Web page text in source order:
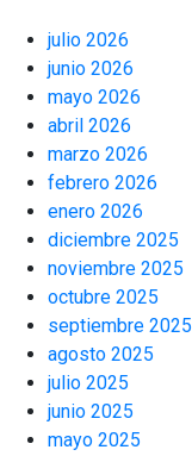
julio 2026
junio 2026
mayo 2026
abril 2026
marzo 2026
febrero 2026
enero 2026
diciembre 2025
noviembre 2025
octubre 2025
septiembre 2025
agosto 2025
julio 2025
junio 2025
mayo 2025